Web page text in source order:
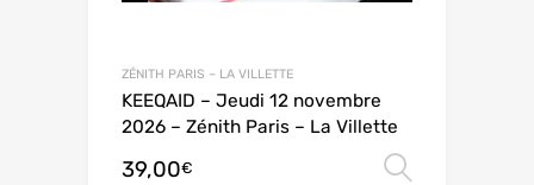
ZÉNITH PARIS – LA VILLETTE
KEEQAID – Jeudi 12 novembre
2026 – Zénith Paris – La Villette
39,00€